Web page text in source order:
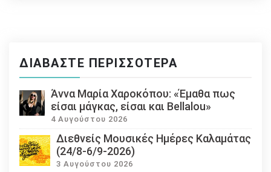
ΔΙΑΒΆΣΤΕ ΠΕΡΙΣΣΌΤΕΡΑ
Άννα Μαρία Χαροκόπου: «Έμαθα πως
είσαι μάγκας, είσαι και Bellalou»
4 Αυγούστου 2026
Διεθνείς Μουσικές Ημέρες Καλαμάτας
(24/8-6/9-2026)
3 Αυγούστου 2026